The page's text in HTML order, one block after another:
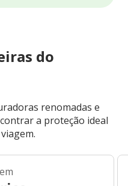
do
renomadas e
a proteção ideal